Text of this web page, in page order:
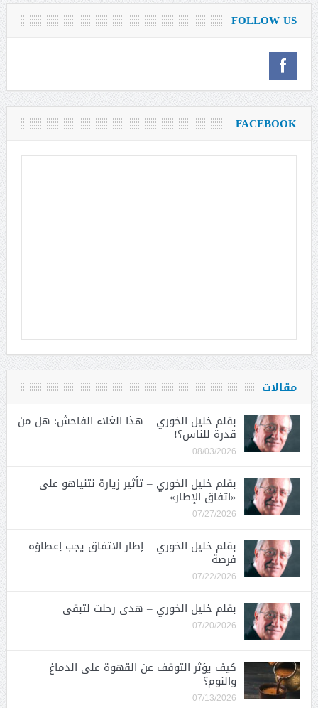
FOLLOW US
FACEBOOK
مقالات
بقلم خليل الخوري – هذا الغلاء الفاحش: هل من
قدرة للناس؟!
08/03/2026
بقلم خليل الخوري – تأثير زيارة نتنياهو على
«اتفاق الإطار»
07/27/2026
بقلم خليل الخوري – إطار الاتفاق يجب إعطاؤه
فرصة
07/22/2026
بقلم خليل الخوري – هدى رحلت لتبقى
07/20/2026
كيف يؤثر التوقف عن القهوة على الدماغ
والنوم؟
07/13/2026